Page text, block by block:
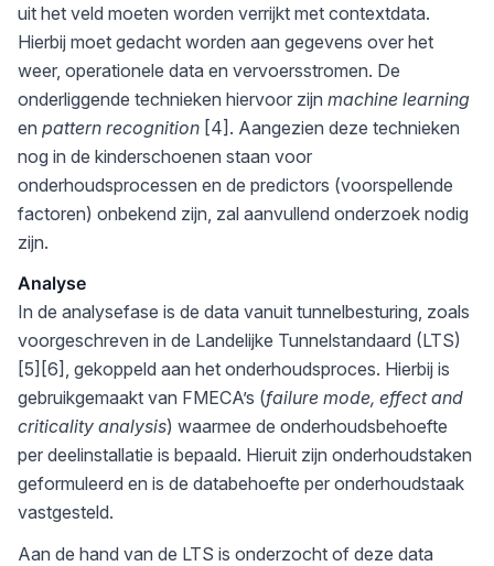
uit het veld moeten worden verrijkt met contextdata.
Hierbij moet gedacht worden aan gegevens over het
weer, operationele data en vervoersstromen. De
onderliggende technieken hiervoor zijn machine learning
en pattern recognition [4]. Aangezien deze technieken
nog in de kinderschoenen staan voor
onderhoudsprocessen en de predictors (voorspellende
factoren) onbekend zijn, zal aanvullend onderzoek nodig
zijn.
Analyse
In de analysefase is de data vanuit tunnelbesturing, zoals
voorgeschreven in de Landelijke Tunnelstandaard (LTS)
[5][6], gekoppeld aan het onderhoudsproces. Hierbij is
gebruikgemaakt van FMECA’s (failure mode, effect and
criticality analysis) waarmee de onderhoudsbehoefte
per deelinstallatie is bepaald. Hieruit zijn onderhoudstaken
geformuleerd en is de databehoefte per onderhoudstaak
vastgesteld.
Aan de hand van de LTS is onderzocht of deze data